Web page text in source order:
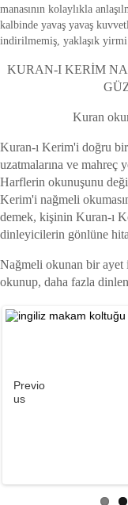
manasının kolaylıkla
kalbinde yavaş yavaş
indirilmemiş, yaklaşık
KURAN-I KERİM
Kuran
Kuran-ı Kerim'i doğru
uzatmalarına ve mahreç
Harflerin okunuşunu
Kerim'i nağmeli
demek, kişinin Kuran-ı
dinleyicilerin gönlüne
Nağmeli okunan bir ayet
okunup, daha fazla
Previo
us